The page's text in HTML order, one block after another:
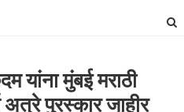
यांना मुंबई मराठी
पुरस्कार जाहीर